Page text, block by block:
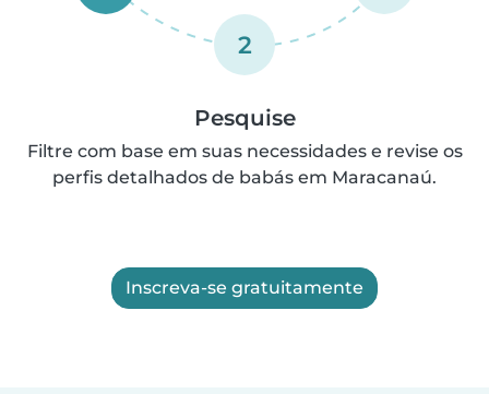
2
Pesquise
Filtre com base em suas necessidades e revise os
perfis detalhados de babás em Maracanaú.
Inscreva-se gratuitamente